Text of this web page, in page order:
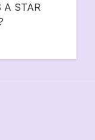
A STAR